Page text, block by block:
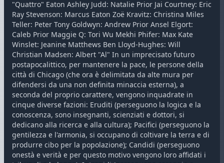
"Quattro" Eaton Ashley Judd: Natalie Prior Jai Courtney: Eric
Ray Stevenson: Marcus Eaton Zoë Kravitz: Christina Miles
Teller: Peter Tony Goldwyn: Andrew Prior Ansel Elgort:
Caleb Prior Maggie Q: Tori Wu Mekhi Phifer: Max Kate
Winslet: Jeanine Matthews Ben Lloyd-Hughes: Will
Christian Madsen: Albert "Al" In un imprecisato futuro
postapocalittico, per mantenere la pace, le persone della
città di Chicago (che ora è delimitata da alte mura per
difendersi da una non definita minaccia esterna), a
seconda del proprio carattere, vengono inquadrate in
cinque diverse fazioni: Eruditi (perseguono la logica e la
conoscenza, sono insegnanti, scienziati e dottori, si
dedicano alla ricerca e alla cultura); Pacifici (perseguono la
gentilezza e l'armonia, si occupano di coltivare la terra e di
produrre cibo per la popolazione); Candidi (perseguono
onestà e verità e per questo motivo vengono loro affidati i